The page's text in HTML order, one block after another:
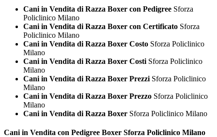
Cani in Vendita di Razza Boxer con Pedigree Sforza
Policlinico Milano
Cani in Vendita di Razza Boxer con Certificato Sforza
Policlinico Milano
Cani in Vendita di Razza Boxer Costo Sforza Policlinico
Milano
Cani in Vendita di Razza Boxer Costi Sforza Policlinico
Milano
Cani in Vendita di Razza Boxer Prezzi Sforza Policlinico
Milano
Cani in Vendita di Razza Boxer Prezzo Sforza Policlinico
Milano
Cani in Vendita di Razza Boxer Sforza Policlinico Milano
Cani in Vendita con Pedigree Boxer Sforza Policlinico Milano